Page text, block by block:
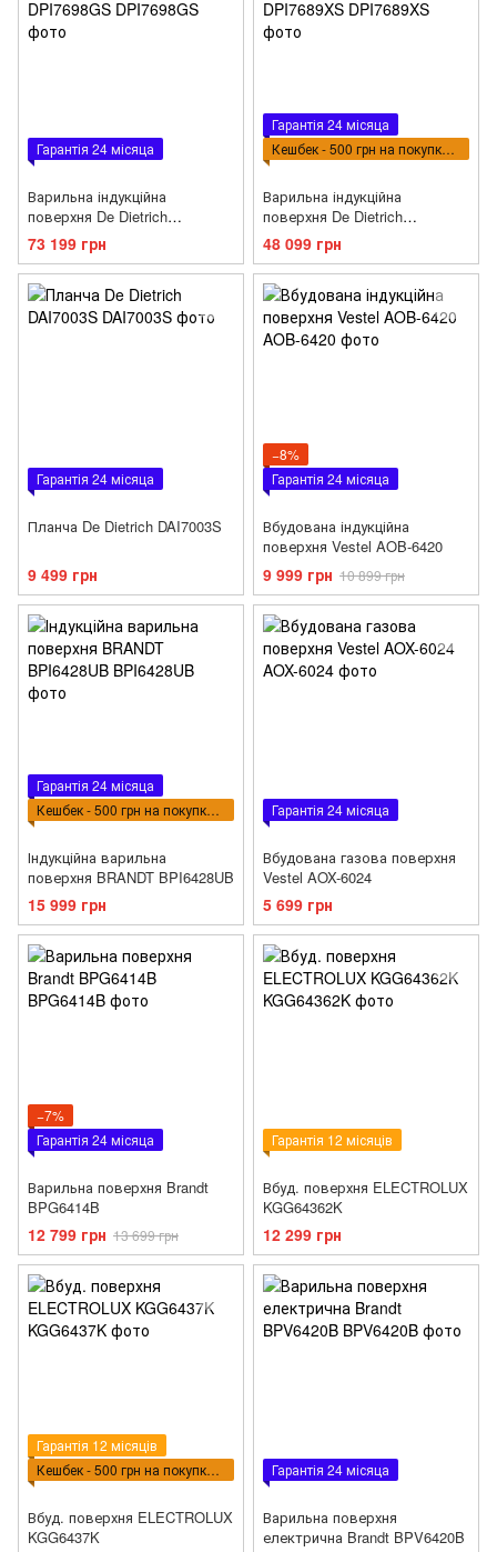
Гарантія 24 місяца
Варильна індукційна
поверхня De Dietrich
DPI7698GS
73 199 грн
Гарантія 24 місяца
Кешбек - 500 грн на покупку ВПТ
Варильна індукційна
поверхня De Dietrich
DPI7689XS
48 099 грн
Гарантія 24 місяца
Планча De Dietrich DAI7003S
9 499 грн
−8%
Гарантія 24 місяца
Вбудована індукційна
поверхня Vestel AOB-6420
9 999 грн 10 899 грн
Гарантія 24 місяца
Кешбек - 500 грн на покупку ВПТ
Індукційна варильна
поверхня BRANDT BPI6428UB
15 999 грн
Гарантія 24 місяца
Вбудована газова поверхня
Vestel AOX-6024
5 699 грн
−7%
Гарантія 24 місяца
Варильна поверхня Brandt
BPG6414B
12 799 грн 13 699 грн
Гарантія 12 місяців
Вбуд. поверхня ELECTROLUX
KGG64362K
12 299 грн
Гарантія 12 місяців
Кешбек - 500 грн на покупку ВПТ
Вбуд. поверхня ELECTROLUX
KGG6437K
Гарантія 24 місяца
Варильна поверхня
електрична Brandt BPV6420B